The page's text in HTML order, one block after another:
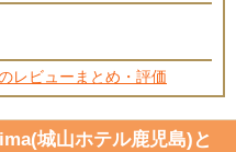
レビューまとめ・評価
城山ホテル鹿児島)と